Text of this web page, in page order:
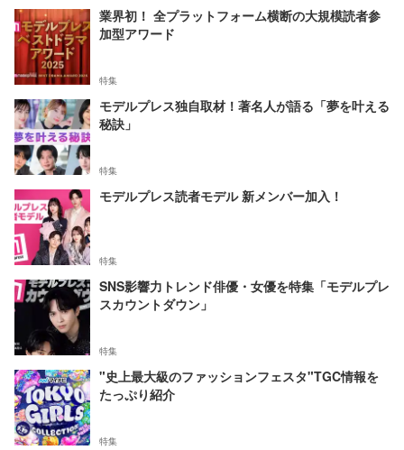
業界初！ 全プラットフォーム横断の大規模読者参
加型アワード
特集
モデルプレス独自取材！著名人が語る「夢を叶える
秘訣」
特集
モデルプレス読者モデル 新メンバー加入！
特集
SNS影響力トレンド俳優・女優を特集「モデルプレ
スカウントダウン」
特集
"史上最大級のファッションフェスタ"TGC情報を
たっぷり紹介
特集